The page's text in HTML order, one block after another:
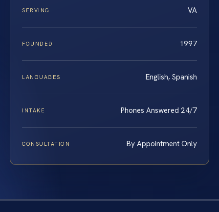
SERVING VA
FOUNDED 1997
LANGUAGES English, Spanish
INTAKE Phones Answered 24/7
CONSULTATION By Appointment Only